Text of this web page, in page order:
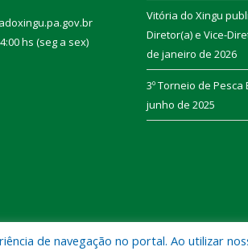
hs (seg a sex)
Vitória do Xingu
Diretor(a) e Vice-
de janeiro de 2026
3º Torneio de
junho de 2025
de navegação no portal. Ao utilizar